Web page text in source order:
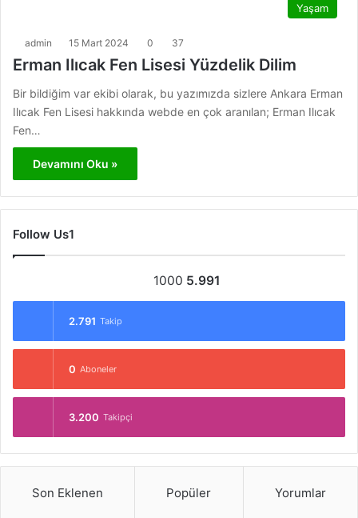
Yaşam
admin 15 Mart 2024 0 37
Erman Ilıcak Fen Lisesi Yüzdelik Dilim
Bir bildiğim var ekibi olarak, bu yazımızda sizlere Ankara Erman
Ilıcak Fen Lisesi hakkında webde en çok aranılan; Erman Ilıcak
Fen…
Devamını Oku »
Follow Us1
1000 5.991
2.791 Takip
0 Aboneler
3.200 Takipçi
Son Eklenen Popüler Yorumlar